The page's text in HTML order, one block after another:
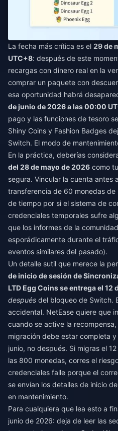
La fecha más crítica es el 29 de
UTC+8: después de este
recargas con dinero real en la
comprar un paquete con
esa oportunidad habrá
de junio de 2026 a las 00:00
pago y las funciones de tesoro
Shiny Coins y Fashion Badges
Switch. El modo de
En la práctica, deberías
del 28 de mayo de 2026 como
segura. Vincular la cuenta antes
transferencia de 60 monedas
de tiempo por si el sistema de
credenciales temporales sufre
que los informes de la
esporádicamente durante el
eventos similares del pasado).
Un detalle sutil que merece la
de inicio de sesión de
LTD Egg Coins se entrega el 12
después del bloqueo de Switch.
accidental. NetEase quiere que
cuando se active la
migración debe estar completa
junio, no después. Si migras el
las 800 monedas, corres el
credenciales falle porque el
se envían los detalles de inicio
en mantenimiento.
Para cualquiera que lea esto a
junio de 2026: deja de leer las